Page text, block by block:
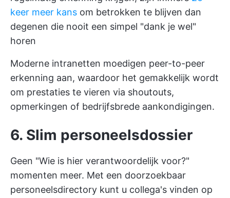
keer meer kans om betrokken te blijven dan
degenen die nooit een simpel "dank je wel"
horen
Moderne intranetten moedigen peer-to-peer
erkenning aan, waardoor het gemakkelijk wordt
om prestaties te vieren via shoutouts,
opmerkingen of bedrijfsbrede aankondigingen.
6. Slim personeelsdossier
Geen "Wie is hier verantwoordelijk voor?"
momenten meer. Met een doorzoekbaar
personeelsdirectory kunt u collega's vinden op